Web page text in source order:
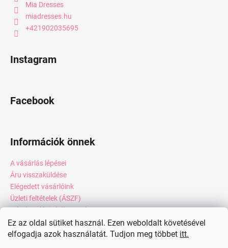
Ez az oldal sütiket használ. Ezen weboldalt követésével
elfogadja azok használatát. Tudjon meg többet itt.
Mia Dresses
miadresses.hu
+421902035695
Instagram
Facebook
Információk önnek
A vásárlás lépései
Áru visszaküldése
Elégedett vásárlóink
Üzleti feltételek (ÁSZF)
Adatkezelési tájékoztató
Webáruház értékelése
Kapcsolat